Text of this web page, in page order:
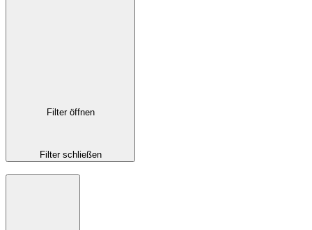
Filter öffnen
Filter schließen